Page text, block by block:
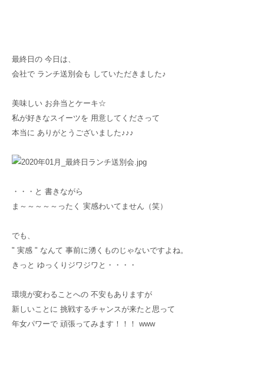
最終日の 今日は、
会社で ランチ送別会も していただきました♪
美味しい お弁当とケーキ☆
私が好きなスイーツを 用意してくださって
本当に ありがとうございました♪♪♪
・・・と 書きながら
ま～～～～～ったく 実感わいてません（笑）
でも、
" 実感 " なんて 事前に湧くものじゃないですよね。
きっと ゆっくりジワジワと・・・・
環境が変わることへの 不安もありますが
新しいことに 挑戦するチャンスが来たと思って
年女パワーで 頑張ってみます！！！ www